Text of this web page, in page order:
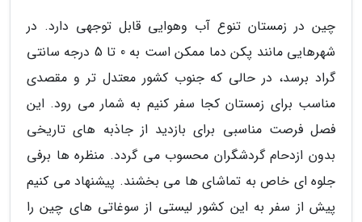
چین در زمستان تنوع آب وهوایی قابل توجهی دارد. در
شهرهایی مانند پکن دما ممکن است به 0 تا 5 درجه سانتی
گراد برسد، در حالی که جنوب کشور معتدل تر و مقصدی
مناسب برای زمستان کجا سفر کنیم به شمار می رود. این
فصل فرصت مناسبی برای بازدید از جاذبه های تاریخی
بدون ازدحام گردشگران محسوب می گردد. منظره ها برفی
جلوه ای خاص به تماشای ها می بخشند. پیشنهاد می کنیم
پیش از سفر به این کشور لیستی از سوغاتی های چین را